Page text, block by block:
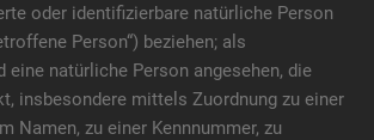
oder identifizierbare natürliche Person
Person“) beziehen; als
eine natürliche Person angesehen, die
insbesondere mittels Zuordnung zu einer
Namen, zu einer Kennnummer, zu